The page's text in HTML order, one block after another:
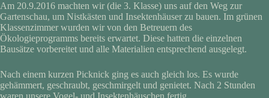
Am 20.9.2016 machten wir (die 3. Klasse) uns auf den Weg zur
Gartenschau, um Nistkästen und Insektenhäuser zu bauen. Im grünen
Klassenzimmer wurden wir von den Betreuern des
Ökologieprogramms bereits erwartet. Diese hatten die einzelnen
Bausätze vorbereitet und alle Materialien entsprechend ausgelegt.
Nach einem kurzen Picknick ging es auch gleich los. Es wurde
gehämmert, geschraubt, geschmirgelt und genietet. Nach 2 Stunden
waren unsere Vogel- und Insektenhäuschen fertig.